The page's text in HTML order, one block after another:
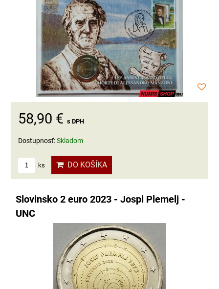
58,90 € s DPH
Dostupnosť:Skladom
ks DO KOŠÍKA
Slovinsko 2 euro 2023 - Jospi Plemelj -
UNC